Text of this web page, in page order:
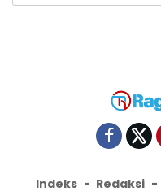
Indeks Redaksi